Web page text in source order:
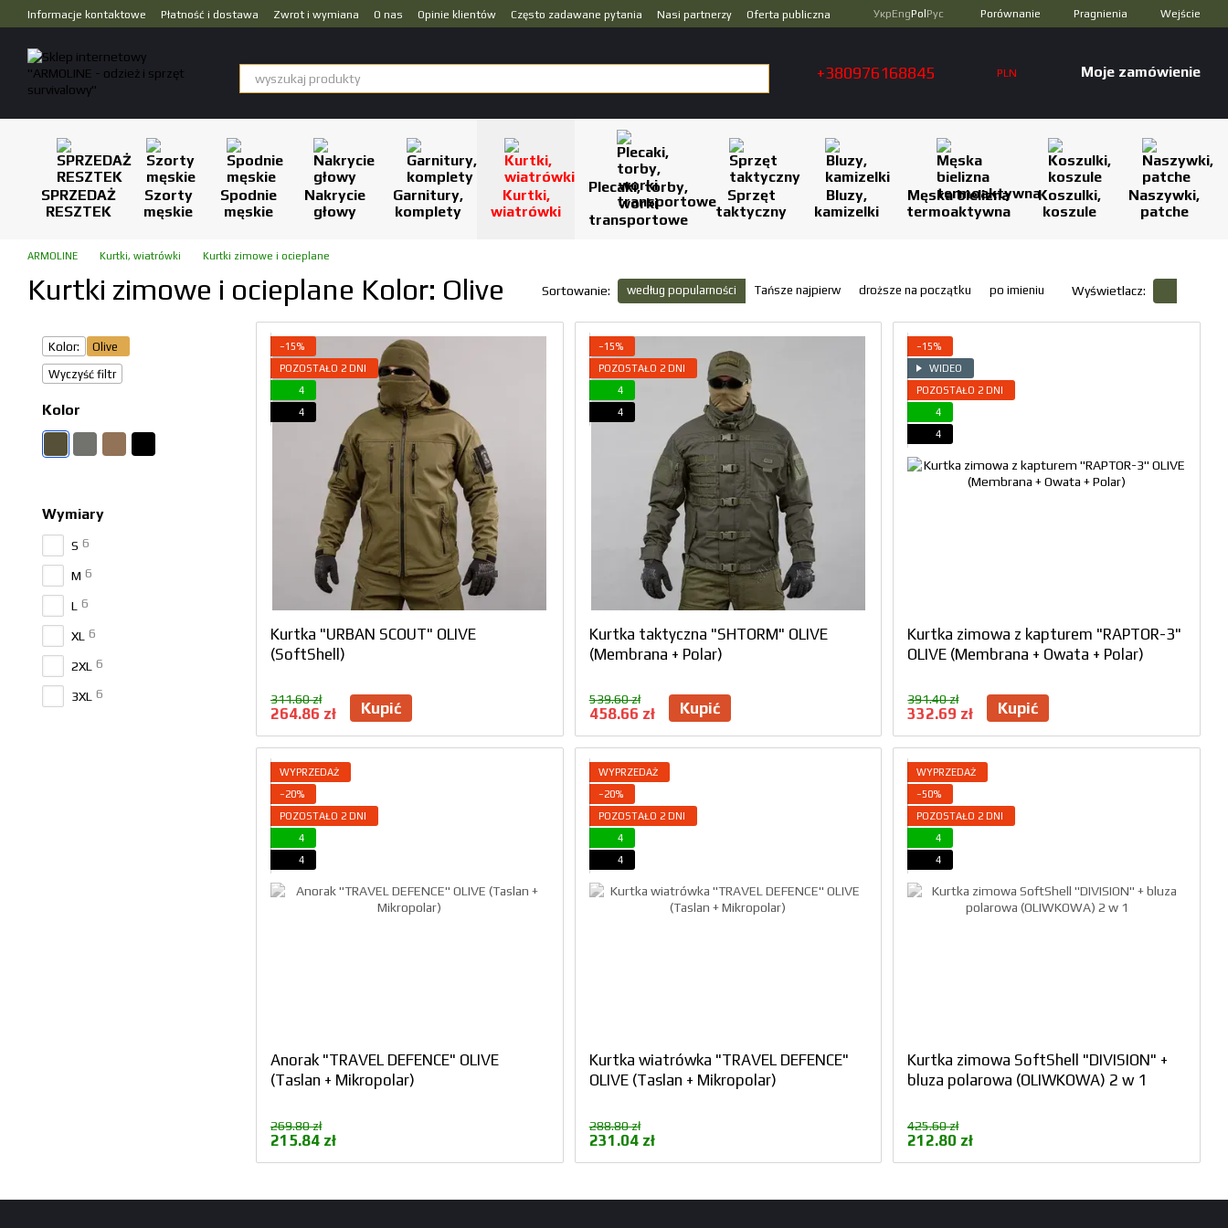
Przejdź do głównej treści
Informacje kontaktowe Płatność i dostawa Zwrot i wymiana O nas Opinie klientów Często zadawane pytania Nasi partnerzy
Oferta publiczna
УкрEngPol Рус Porównanie Pragnienia Wejście
+380976168845 PLN Moje zamówienie
SPRZEDAŻ
RESZTEK
Szorty
męskie
Spodnie
męskie
Nakrycie
głowy
Garnitury,
komplety
Kurtki,
wiatrówki
Plecaki, torby,
worki
transportowe
Sprzęt
taktyczny
Bluzy,
kamizelki
Męska bielizna
termoaktywna
Koszulki,
koszule
Naszywki,
patche
ARMOLINE Kurtki, wiatrówki Kurtki zimowe i ocieplane
Kurtki zimowe i ocieplane Kolor: Olive Sortowanie: według popularności Tańsze najpierw droższe na początku po imieniu Wyświetlacz:
−15%
POZOSTAŁO 2 DNI
4
4
Kurtka "URBAN SCOUT" OLIVE
(SoftShell)
311.60 zł
264.86 zł Kupić
−15%
POZOSTAŁO 2 DNI
4
4
Kurtka taktyczna "SHTORM" OLIVE
(Membrana + Polar)
539.60 zł
458.66 zł Kupić
−15%
WIDEO
POZOSTAŁO 2 DNI
4
4
Kurtka zimowa z kapturem "RAPTOR-3"
OLIVE (Membrana + Owata + Polar)
391.40 zł
332.69 zł Kupić
WYPRZEDAŻ
−20%
POZOSTAŁO 2 DNI
4
4
Anorak "TRAVEL DEFENCE" OLIVE
(Taslan + Mikropolar)
269.80 zł
215.84 zł
WYPRZEDAŻ
−20%
POZOSTAŁO 2 DNI
4
4
Kurtka wiatrówka "TRAVEL DEFENCE"
OLIVE (Taslan + Mikropolar)
288.80 zł
231.04 zł
WYPRZEDAŻ
−50%
POZOSTAŁO 2 DNI
4
4
Kurtka zimowa SoftShell "DIVISION" +
bluza polarowa (OLIWKOWA) 2 w 1
425.60 zł
212.80 zł
Kolor:
Olive
Wyczyść filtr
Kolor
Wymiary
S 6
M 6
L 6
XL 6
2XL 6
3XL 6